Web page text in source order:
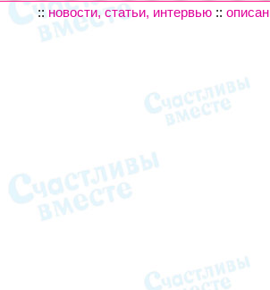
::новости, статьи, интервью ::